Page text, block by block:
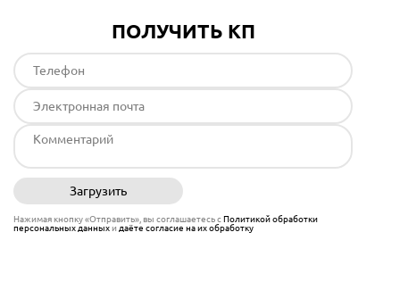
ПОЛУЧИТЬ КП
Загрузить
Нажимая кнопку «Отправить», вы соглашаетесь сПолитикой обработки
персональных данныхи даёте согласие на их обработку